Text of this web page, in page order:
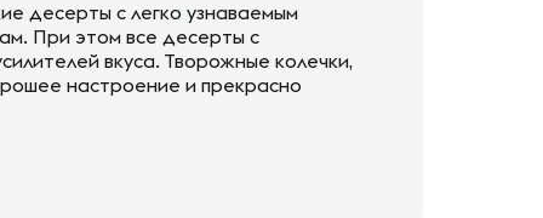
десерты с легко узнаваемым
При этом все десерты с
вкуса. Творожные колечки,
настроение и прекрасно